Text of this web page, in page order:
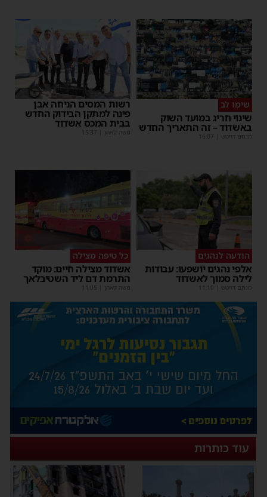
שימו לב
שינוי חריג במועד השוק
באשדוד – זה התאריך החדש
מנחם דויטש 16:07
רשות המסים הניחה אבן
פינה למתקן הבידוק החדש
בבית המכס אשדוד
משה קאהן 15:37
הודעה לנהגים
אלפי נהגים יושפעו: עבודות
לילה סמוך לאשדוד
מנחם דויטש 11:10
כל טיפה מצילה
אשדוד מצילה חיים: מוקד
התרמת דם ליד השטיבלאך
משה קאהן 11:05
עוד כותרות